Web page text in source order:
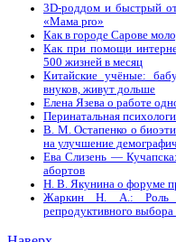
3D-роддом и быстрый
«Мама prо»
Как в городе Сарове
Как при помощи
500 жизней в месяц
Китайские учёные:
внуков, живут дольше
Елена Язева о работе
Перинатальная
В. М. Остапенко о
на улучшение
Ева Слизень —
абортов
Н. В. Якунина о форуме
Жаркин Н. А.: Роль
репродуктивного выбора